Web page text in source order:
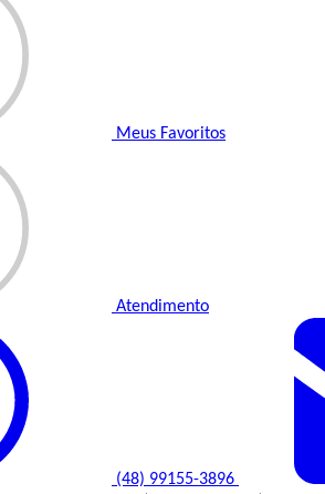
Meus Favoritos
Atendimento
(48) 99155-3896